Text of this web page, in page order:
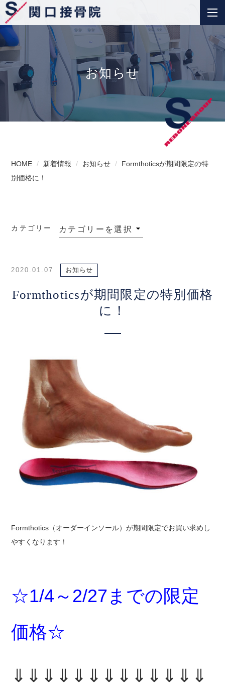
お知らせ
HOME 新着情報 お知らせ
Formthoticsが期間限定の特
別価格に！
カテゴリー
2020.01.07 お知らせ
Formthoticsが期間限定の特別価格
に！
Formthotics（オーダーインソール）が期間限定でお買い求めし
やすくなります！
☆1/4～2/27までの限定
価格☆
⇓⇓⇓⇓⇓⇓⇓⇓⇓⇓⇓⇓⇓